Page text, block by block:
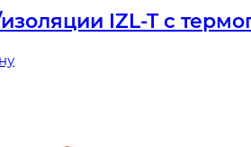
IZL-T с